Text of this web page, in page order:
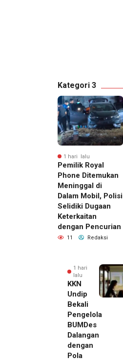
Kategori 3
1 hari lalu
Pemilik Royal
Phone Ditemukan
Meninggal di
Dalam Mobil, Polisi
Selidiki Dugaan
Keterkaitan
dengan Pencurian
11 Redaksi
1 hari
lalu
KKN
Undip
Bekali
Pengelola
BUMDes
Dalangan
dengan
Pola